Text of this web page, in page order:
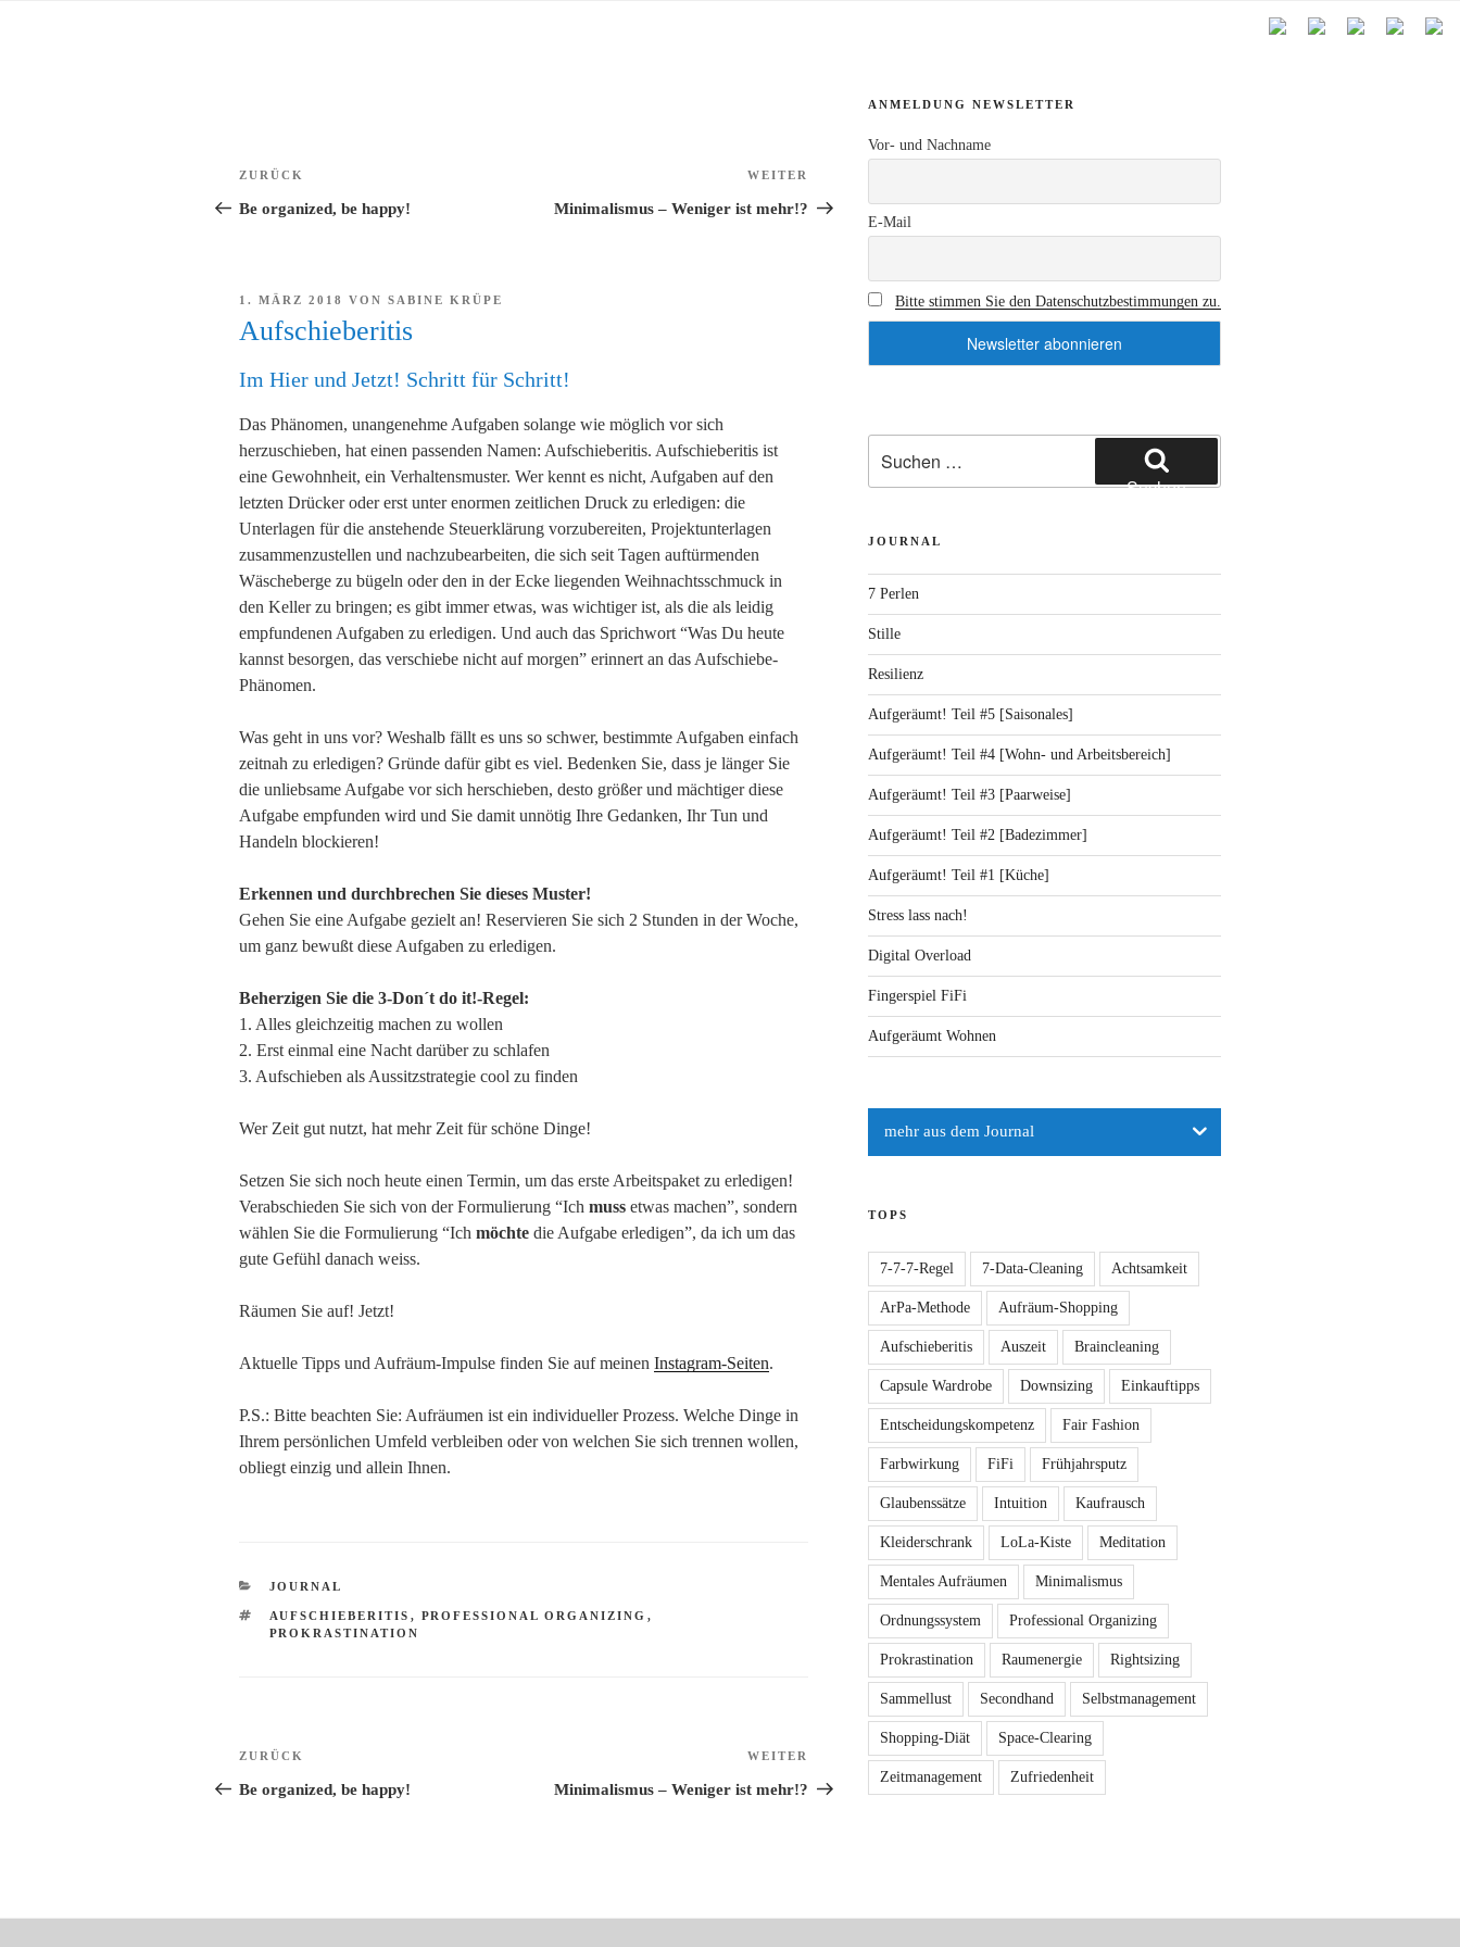
Beitragsnavigation
Vorheriger
Beitrag
ZURÜCK
Be organized, be happy!
Beitrag
WEITER
Minimalismus – Weniger ist mehr!?
VERÖFFENTLICHT
1. MÄRZ 2018 VON SABINE KRÜPE
Aufschieberitis
Im Hier und Jetzt! Schritt für Schritt!
Das Phänomen, unangenehme Aufgaben solange wie möglich vor sich
herzuschieben, hat einen passenden Namen: Aufschieberitis. Aufschieberitis ist
eine Gewohnheit, ein Verhaltensmuster. Wer kennt es nicht, Aufgaben auf den
letzten Drücker oder erst unter enormen zeitlichen Druck zu erledigen: die
Unterlagen für die anstehende Steuerklärung vorzubereiten, Projektunterlagen
zusammenzustellen und nachzubearbeiten, die sich seit Tagen auftürmenden
Wäscheberge zu bügeln oder den in der Ecke liegenden Weihnachtsschmuck in
den Keller zu bringen; es gibt immer etwas, was wichtiger ist, als die als leidig
empfundenen Aufgaben zu erledigen. Und auch das Sprichwort “Was Du heute
kannst besorgen, das verschiebe nicht auf morgen” erinnert an das Aufschiebe-
Phänomen.
Was geht in uns vor? Weshalb fällt es uns so schwer, bestimmte Aufgaben einfach
zeitnah zu erledigen? Gründe dafür gibt es viel. Bedenken Sie, dass je länger Sie
die unliebsame Aufgabe vor sich herschieben, desto größer und mächtiger diese
Aufgabe empfunden wird und Sie damit unnötig Ihre Gedanken, Ihr Tun und
Handeln blockieren!
Erkennen und durchbrechen Sie dieses Muster!
Gehen Sie eine Aufgabe gezielt an! Reservieren Sie sich 2 Stunden in der Woche,
um ganz bewußt diese Aufgaben zu erledigen.
Beherzigen Sie die 3-Don´t do it!-Regel:
1. Alles gleichzeitig machen zu wollen
2. Erst einmal eine Nacht darüber zu schlafen
3. Aufschieben als Aussitzstrategie cool zu finden
Wer Zeit gut nutzt, hat mehr Zeit für schöne Dinge!
Setzen Sie sich noch heute einen Termin, um das erste Arbeitspaket zu erledigen!
Verabschieden Sie sich von der Formulierung “Ich muss etwas machen”, sondern
wählen Sie die Formulierung “Ich möchte die Aufgabe erledigen”, da ich um das
gute Gefühl danach weiss.
Räumen Sie auf! Jetzt!
Aktuelle Tipps und Aufräum-Impulse finden Sie auf meinen Instagram-Seiten.
P.S.: Bitte beachten Sie: Aufräumen ist ein individueller Prozess. Welche Dinge in
Ihrem persönlichen Umfeld verbleiben oder von welchen Sie sich trennen wollen,
obliegt einzig und allein Ihnen.
KATEGORIEN
JOURNAL
SCHLAGWÖRTER
AUFSCHIEBERITIS , PROFESSIONAL ORGANIZING ,
PROKRASTINATION
Beitragsnavigation
Vorheriger
Beitrag
ZURÜCK
Be organized, be happy!
Nächster
Beitrag
WEITER
Minimalismus – Weniger ist mehr!?
ANMELDUNG NEWSLETTER
Vor- und Nachname
E-Mail
Bitte stimmen Sie den Datenschutzbestimmungen zu.
nach:
Suchen
JOURNAL
7 Perlen
Stille
Resilienz
Aufgeräumt! Teil #5 [Saisonales]
Aufgeräumt! Teil #4 [Wohn- und Arbeitsbereich]
Aufgeräumt! Teil #3 [Paarweise]
Aufgeräumt! Teil #2 [Badezimmer]
Aufgeräumt! Teil #1 [Küche]
Stress lass nach!
Digital Overload
Fingerspiel FiFi
Aufgeräumt Wohnen
Journal
TOPS
7-7-7-Regel 7-Data-Cleaning Achtsamkeit
ArPa-Methode Aufräum-Shopping
Aufschieberitis Auszeit Braincleaning
Capsule Wardrobe Downsizing Einkauftipps
Entscheidungskompetenz Fair Fashion
Farbwirkung FiFi Frühjahrsputz
Glaubenssätze Intuition Kaufrausch
Kleiderschrank LoLa-Kiste Meditation
Mentales Aufräumen Minimalismus
Ordnungssystem Professional Organizing
Prokrastination Raumenergie Rightsizing
Sammellust Secondhand Selbstmanagement
Shopping-Diät Space-Clearing
Zeitmanagement Zufriedenheit